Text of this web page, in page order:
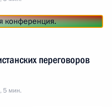
переговоров
5 мин.